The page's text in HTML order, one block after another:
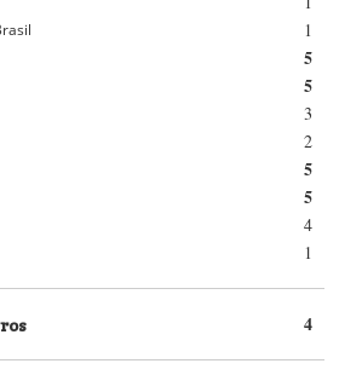
1
5
5
3
2
5
5
4
1
4